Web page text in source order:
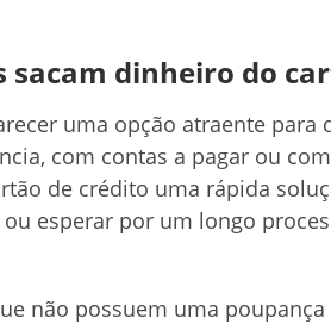
sacam dinheiro do
uma opção atraente para
com contas a pagar ou
de crédito uma rápida
esperar por um longo
não possuem uma